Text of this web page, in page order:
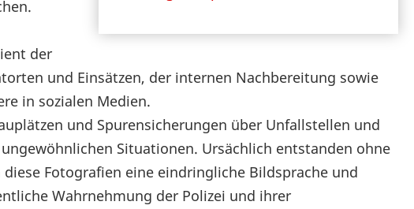
der
und Einsätzen, der internen Nachbereitung sowie
in sozialen Medien.
und Spurensicherungen über Unfallstellen und
Situationen. Ursächlich entstanden ohne
Fotografien eine eindringliche Bildsprache und
Wahrnehmung der Polizei und ihrer